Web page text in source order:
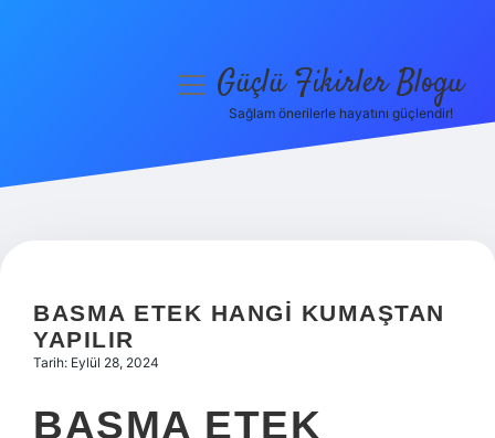
Hakkımızda
menüyüGüçlü Fikirler Blogu
Sağlam önerilerle hayatını güçlendir!
BASMA ETEK HANGI KUMAŞTAN
YAPILIR
Tarih: Eylül 28, 2024
BASMA ETEK